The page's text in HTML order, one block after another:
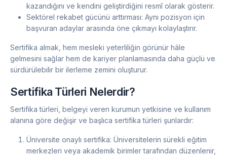
kazandığını ve kendini geliştirdiğini resmî olarak gösterir.
Sektörel rekabet gücünü arttırması: Aynı pozisyon için
başvuran adaylar arasında öne çıkmayı kolaylaştırır.
Sertifika almak, hem mesleki yeterliliğin görünür hâle
gelmesini sağlar hem de kariyer planlamasında daha güçlü ve
sürdürülebilir bir ilerleme zemini oluşturur.
Sertifika Türleri Nelerdir?
Sertifika türleri, belgeyi veren kurumun yetkisine ve kullanım
alanına göre değişir ve başlıca sertifika türleri şunlardır:
Üniversite onaylı sertifika: Üniversitelerin sürekli eğitim
merkezleri veya akademik birimler tarafından düzenlenir,